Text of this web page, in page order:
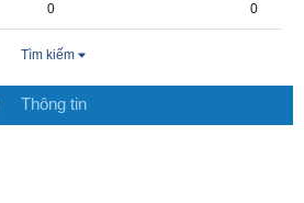
0 0
Tìm kiếm
Thông tin